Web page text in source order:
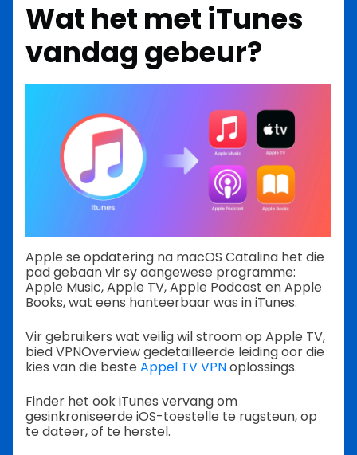
Wat het met iTunes
vandag gebeur?
Apple se opdatering na macOS Catalina het die
pad gebaan vir sy aangewese programme:
Apple Music, Apple TV, Apple Podcast en Apple
Books, wat eens hanteerbaar was in iTunes.
Vir gebruikers wat veilig wil stroom op Apple TV,
bied VPNOverview gedetailleerde leiding oor die
kies van die beste Appel TV VPNoplossings.
Finder het ook iTunes vervang om
gesinkroniseerde iOS-toestelle te rugsteun, op
te dateer, of te herstel.